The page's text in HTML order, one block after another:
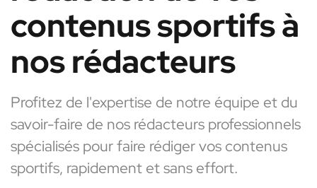
contenus sportifs à
nos rédacteurs
Profitez de l'expertise de notre équipe et du
savoir-faire de nos rédacteurs professionnels
spécialisés pour faire rédiger vos contenus
sportifs, rapidement et sans effort.